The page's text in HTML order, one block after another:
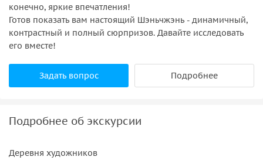
конечно, яркие впечатления!
Готов показать вам настоящий Шэньчжэнь - динамичный,
контрастный и полный сюрпризов. Давайте исследовать
его вместе!
Задать вопрос Подробнее
Подробнее об экскурсии
Деревня художников